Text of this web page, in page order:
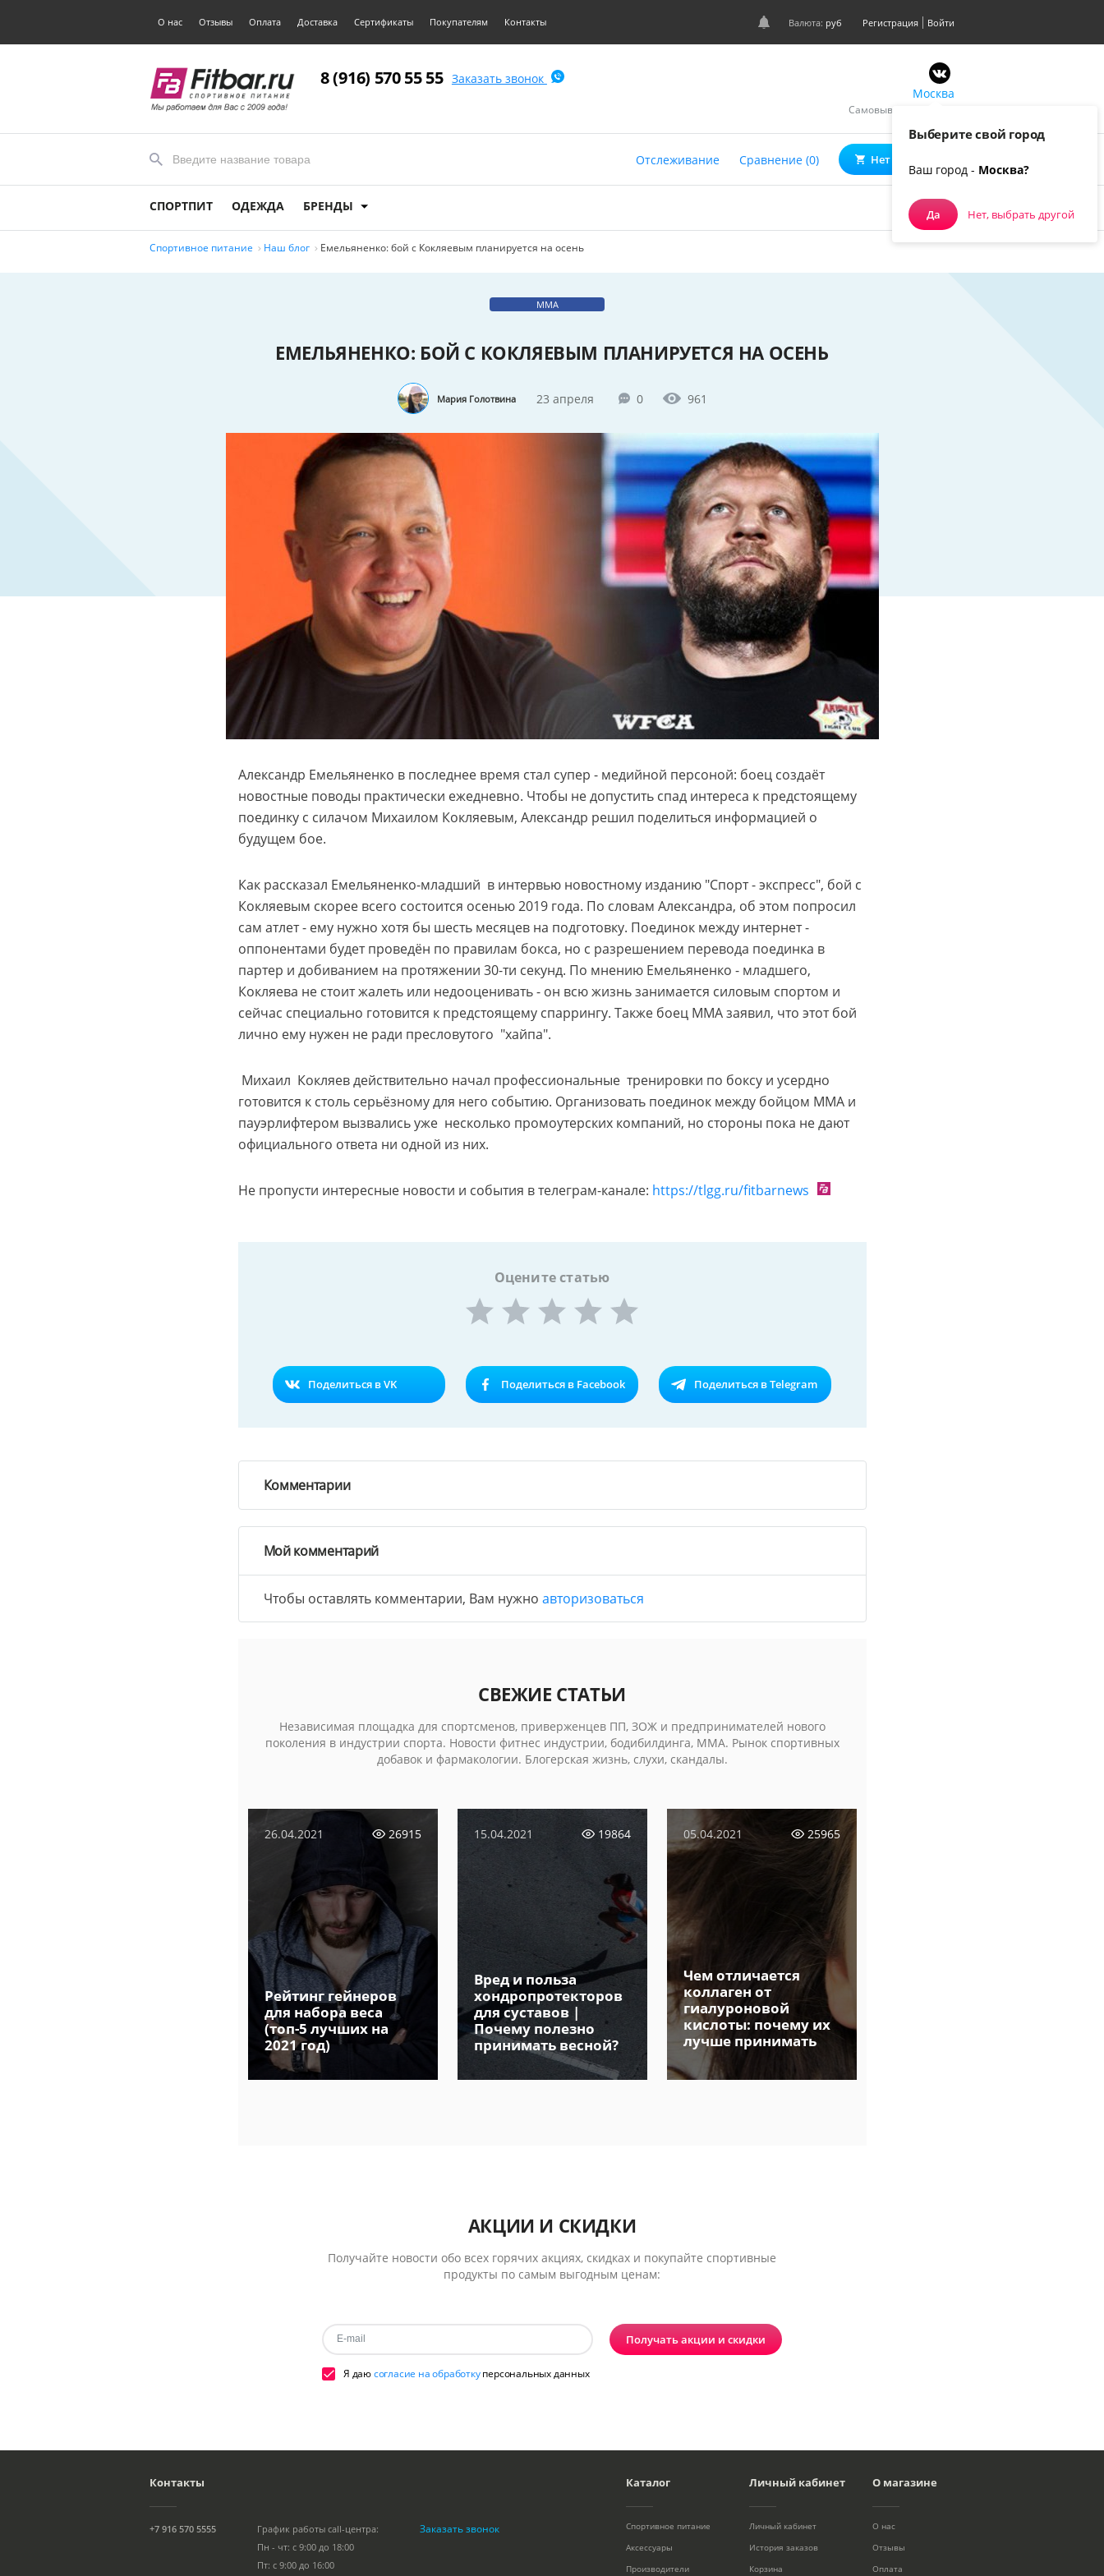
О нас Отзывы Оплата Доставка Сертификаты Покупателям Контакты Валюта: руб Регистрация Войти
8 (916) 570 55 55 Заказать звонок
Москва
Самовывоз, курьером
Отслеживание Сравнение (0) Нет товаров
СПОРТПИТ ОДЕЖДА БРЕНДЫ
Спортивное питание Наш блог Емельяненко: бой с Кокляевым планируется на осень
MMA
ЕМЕЛЬЯНЕНКО: БОЙ С КОКЛЯЕВЫМ ПЛАНИРУЕТСЯ НА ОСЕНЬ
Мария Голотвина 23 апреля 0 961
Александр Емельяненко в последнее время стал супер - медийной персоной: боец создаёт
новостные поводы практически ежедневно. Чтобы не допустить спад интереса к предстоящему
поединку с силачом Михаилом Кокляевым, Александр решил поделиться информацией о
будущем бое.
Как рассказал Емельяненко-младший в интервью новостному изданию "Спорт - экспресс", бой с
Кокляевым скорее всего состоится осенью 2019 года. По словам Александра, об этом попросил
сам атлет - ему нужно хотя бы шесть месяцев на подготовку. Поединок между интернет -
оппонентами будет проведён по правилам бокса, но с разрешением перевода поединка в
партер и добиванием на протяжении 30-ти секунд. По мнению Емельяненко - младшего,
Кокляева не стоит жалеть или недооценивать - он всю жизнь занимается силовым спортом и
сейчас специально готовится к предстоящему спаррингу. Также боец ММА заявил, что этот бой
лично ему нужен не ради пресловутого "хайпа".
Михаил Кокляев действительно начал профессиональные тренировки по боксу и усердно
готовится к столь серьёзному для него событию. Организовать поединок между бойцом ММА и
пауэрлифтером вызвались уже несколько промоутерских компаний, но стороны пока не дают
официального ответа ни одной из них.
Не пропусти интересные новости и события в телеграм-канале: https://tlgg.ru/fitbarnews
Оцените статью
Поделиться в VK Поделиться в Facebook Поделиться в Telegram
Комментарии
Мой комментарий
Чтобы оставлять комментарии, Вам нужно авторизоваться
СВЕЖИЕ СТАТЬИ
Независимая площадка для спортсменов, приверженцев ПП, ЗОЖ и предпринимателей нового
поколения в индустрии спорта. Новости фитнес индустрии, бодибилдинга, MMA. Рынок спортивных
добавок и фармакологии. Блогерская жизнь, слухи, скандалы.
26.04.2021 26915
Рейтинг гейнеров
для набора веса
(топ-5 лучших на
2021 год)
15.04.2021 19864
Вред и польза
хондропротекторов
для суставов |
Почему полезно
принимать весной?
05.04.2021 25965
Чем отличается
коллаген от
гиалуроновой
кислоты: почему их
лучше принимать
вместе
АКЦИИ И СКИДКИ
Получайте новости обо всех горячих акциях, скидках и покупайте спортивные
продукты по самым выгодным ценам:
Получать акции и скидки
Я даюсогласие на обработкуперсональных данных
Контакты
+7 916 570 5555
График работы call-центра:
Пн - чт: с 9:00 до 18:00
Пт: с 9:00 до 16:00
Заказать звонок
Каталог
Спортивное питание
Аксессуары
Производители
Личный кабинет
Личный кабинет
История заказов
Корзина
О магазине
О нас
Отзывы
Оплата
Выберите свой город
Ваш город - Москва?
Да Нет, выбрать другой